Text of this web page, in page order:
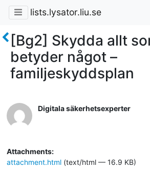
lists.lysator.liu.se
[Bg2] Skydda allt
betyder något –
familjeskyddsplan
Digitala säkerhetsexperter
Attachments:
attachment.html(text/html — 16.9 KB)